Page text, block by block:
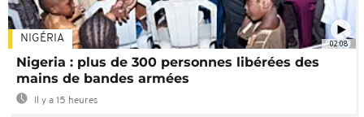
02:08
NIGÉRIA
Nigeria : plus de 300 personnes libérées des
mains de bandes armées
Il y a 15 heures